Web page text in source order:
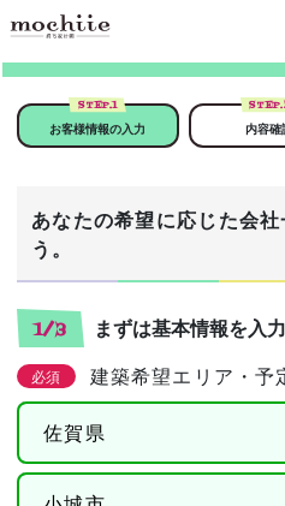
STEP.1
お客様情報の入力
STEP.
内容確
あなたの希望に応じた会
う。
1/3 まずは基本情報を入力
必須 建築希望エリア・予